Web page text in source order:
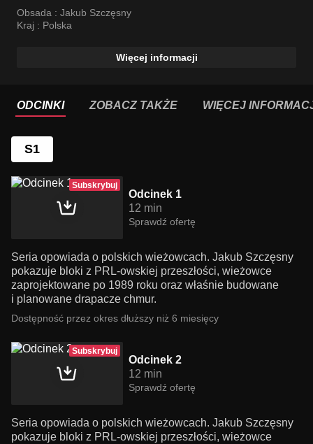
Obsada : Jakub Szczęsny
Kraj : Polska
Więcej informacji
ODCINKI ZOBACZ TAKŻE WIĘCEJ
S1
Subskrybuj
Odcinek 1
12 min
Sprawdź ofertę
Seria opowiada o polskich wieżowcach. Jakub Szczęsny
pokazuje bloki z PRL-owskiej przeszłości, wieżowce
zaprojektowane po 1989 roku oraz właśnie budowane
i planowane drapacze chmur.
Dostępność przez okres dłuższy niż 6 miesięcy
Subskrybuj
Odcinek 2
12 min
Sprawdź ofertę
Seria opowiada o polskich wieżowcach. Jakub Szczęsny
pokazuje bloki z PRL-owskiej przeszłości, wieżowce